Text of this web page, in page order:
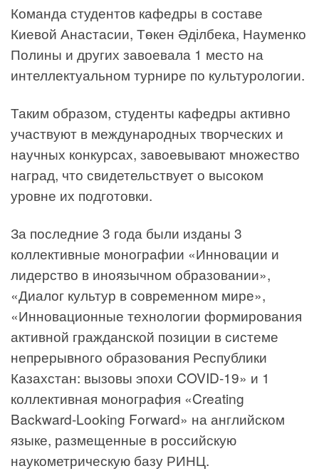
Команда студентов кафедры в составе
Киевой Анастасии, Төкен Әділбека, Науменко
Полины и других завоевала 1 место на
интеллектуальном турнире по культурологии.
Таким образом, студенты кафедры активно
участвуют в международных творческих и
научных конкурсах, завоевывают множество
наград, что свидетельствует о высоком
уровне их подготовки.
За последние 3 года были изданы 3
коллективные монографии «Инновации и
лидерство в иноязычном образовании»,
«Диалог культур в современном мире»,
«Инновационные технологии формирования
активной гражданской позиции в системе
непрерывного образования Республики
Казахстан: вызовы эпохи COVID-19» и 1
коллективная монография «Creating
Backward-Looking Forward» на английском
языке, размещенные в российскую
наукометрическую базу РИНЦ.